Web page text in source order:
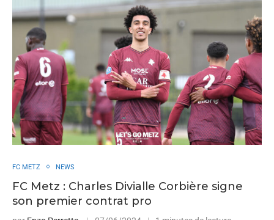
FC METZ NEWS
FC Metz : Charles Divialle Corbière signe
son premier contrat pro